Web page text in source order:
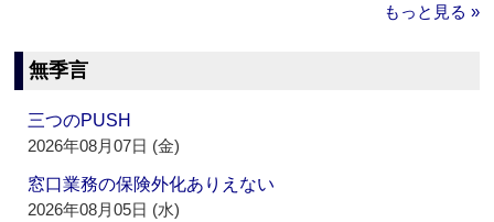
もっと見る »
無季言
三つのPUSH
2026年08月07日 (金)
窓口業務の保険外化ありえない
2026年08月05日 (水)